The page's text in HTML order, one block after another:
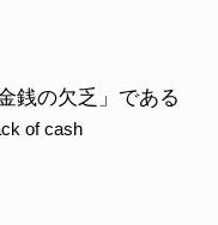
銭の欠乏」である
of cash